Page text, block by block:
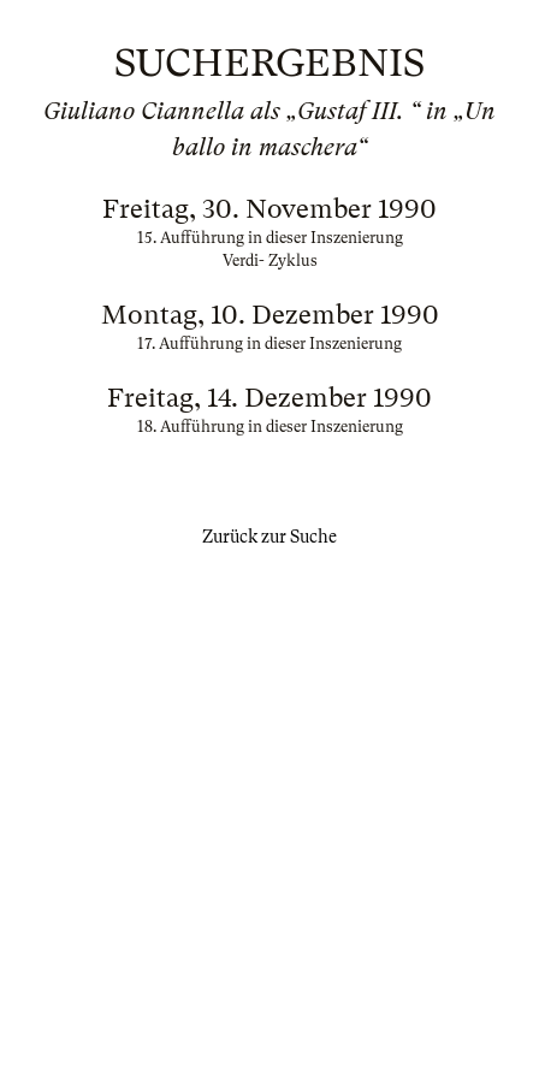
SUCHERGEBNIS
Giuliano Ciannella als „Gustaf III. “ in „Un
ballo in maschera“
Freitag, 30. November 1990
15. Aufführung in dieser Inszenierung
Verdi- Zyklus
Montag, 10. Dezember 1990
17. Aufführung in dieser Inszenierung
Freitag, 14. Dezember 1990
18. Aufführung in dieser Inszenierung
Zurück zur Suche